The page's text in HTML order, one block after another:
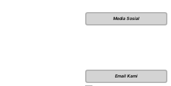
Media Sosial
Email Kami